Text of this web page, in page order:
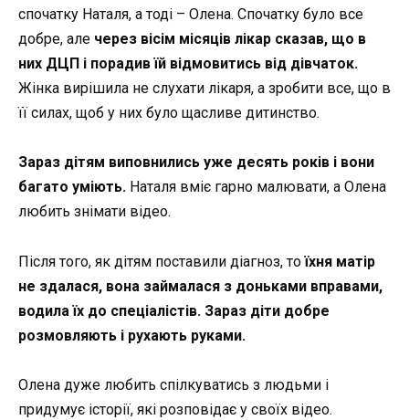
спочатку Наталя, а тоді – Олена. Спочатку було все
добре, але через вісім місяців лікар сказав, що в
них ДЦП і порадив їй відмовитись від дівчаток.
Жінка вирішила не слухати лікаря, а зробити все, що в
її силах, щоб у них було щасливе дитинство.
Зараз дітям виповнились уже десять років і вони
багато уміють. Наталя вміє гарно малювати, а Олена
любить знімати відео.
Після того, як дітям поставили діагноз, тоїхня матір
не здалася, вона займалася з доньками вправами,
водила їх до спеціалістів. Зараз діти добре
розмовляють і рухають руками.
Олена дуже любить спілкуватись з людьми і
придумує історії, які розповідає у своїх відео.